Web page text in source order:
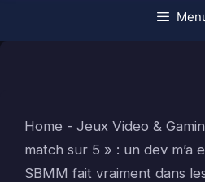
Home - Jeux Video &
match sur 5 » : un dev m’a
SBMM fait vraiment dans